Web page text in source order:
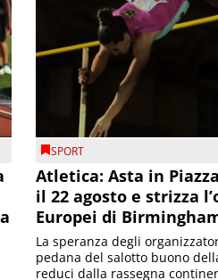
SPORT
Atletica: Asta in
il 22 agosto e strizza
Europei di
La speranza degli
pedana del salotto buono
reduci dalla rassegna